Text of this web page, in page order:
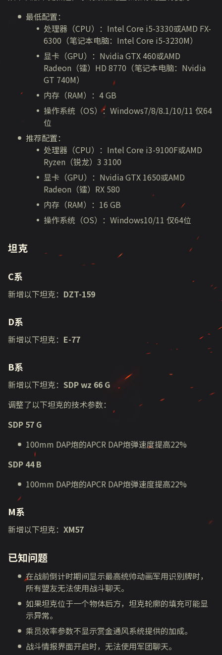
最低配置：
处理器（CPU）：Intel Core i5-3330或AMD FX-
6300（笔记本电脑：Intel Core i5-3230M）
显卡（GPU）：Nvidia GTX 460或AMD
Radeon（镭）HD 8770 （笔记本电脑： Nvidia
GT 740M）
内存（RAM）：4 GB
操作系统（OS）：Windows7/8/8.1/10/11 仅64
位
推荐配置：
处理器（CPU）：Intel Core i3-9100F或AMD
Ryzen（锐龙）3 3100
显卡（GPU）：Nvidia GTX 1650或AMD
Radeon（镭）RX 580
内存（RAM）：16 GB
操作系统（OS）：Windows10/11 仅64位
坦克
C系
新增以下坦克： DZT-159
D系
新增以下坦克： E-77
B系
新增以下坦克： SDP wz 66 G
调整了以下坦克的技术参数：
SDP 57 G
100mm DAP炮的APCR DAP炮弹速度提高22%
SDP 44 B
100mm DAP炮的APCR DAP炮弹速度提高22%
M系
新增以下坦克： XM57
已知问题
在战前倒计时期间显示最高统帅动画军用识别牌时，
所有盟友无法使用战斗聊天。
如果坦克位于一个物体后方，坦克轮廓的填充可能显
示异常。
乘员效率参数不显示赏金通风系统提供的加成。
战斗情报界面开启时，无法使用军团聊天。